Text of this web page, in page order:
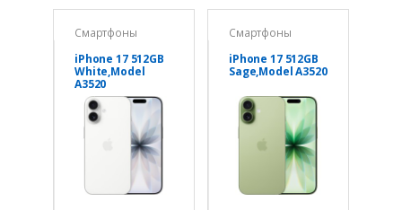
Смартфоны
iPhone 17 512GB
White,Model
A3520
Смартфоны
iPhone 17 512GB
Sage,Model A3520